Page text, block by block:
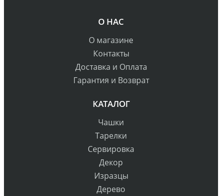
О НАС
О магазине
Контакты
Доставка и Оплата
Гарантия и Возврат
КАТАЛОГ
Чашки
Тарелки
Сервировка
Декор
Изразцы
Дерево